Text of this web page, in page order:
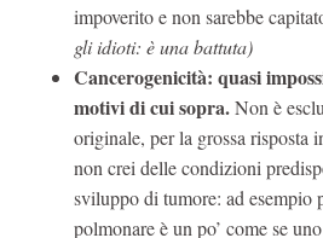
impoverito e non sarebbe
gli idioti: è una battuta)
Cancerogenicità: quasi
motivi di cui sopra.Non è
originale, per la grossa risposta
non crei delle condizioni
sviluppo di tumore: ad esempio
polmonare è un po’ come se